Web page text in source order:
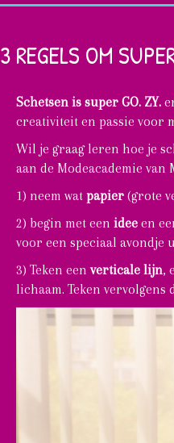
3 REGELS OM
Schetsen is super GO. ZY.
creativiteit en passie voor
Wil je graag leren hoe je
aan de Modeacademie van
1) neem wat papier (grote
2) begin met een idee en
voor een speciaal avondje
3) Teken eenverticale lijn,
lichaam. Teken vervolgens